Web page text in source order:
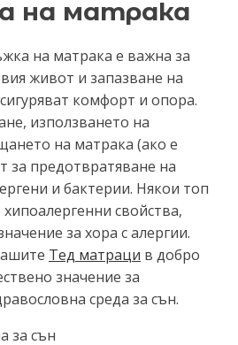
на матрака
на матрака е важна за
живот и запазване на
комфорт и опора.
използването на
на матрака (ако е
за предотвратяване на
и бактерии. Някои топ
свойства,
за хора с алергии.
Тед матраци в добро
значение за
среда за сън.
за сън